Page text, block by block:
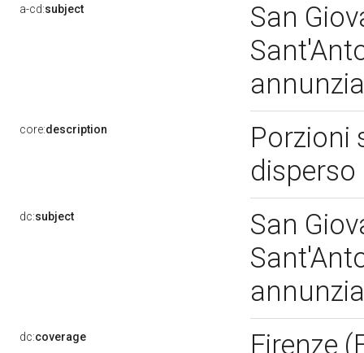
a-cd:subject
San
core:description
Porzioni
disperso
dc:subject
San
dc:coverage Firenze